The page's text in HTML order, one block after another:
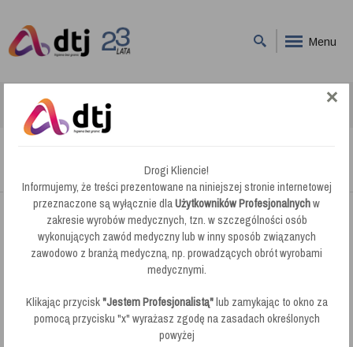
Menu
Numatic Wąż 2m Nakręcany 32 mm (914411)
Numatic Wąż 2m Nakręcany 32 mm (914411)
Drogi Kliencie!
Informujemy, że treści prezentowane na niniejszej stronie internetowej
przeznaczone są wyłącznie dlaUżytkowników Profesjonalnychw
zakresie wyrobów medycznych, tzn. w szczególności osób
wykonujących zawód medyczny lub w inny sposób związanych
zawodowo z branżą medyczną, np. prowadzących obrót wyrobami
medycznymi.
Klikając przycisk"Jestem Profesjonalistą"lub zamykając to okno za
pomocą przycisku "x" wyrażasz zgodę na zasadach określonych
powyżej